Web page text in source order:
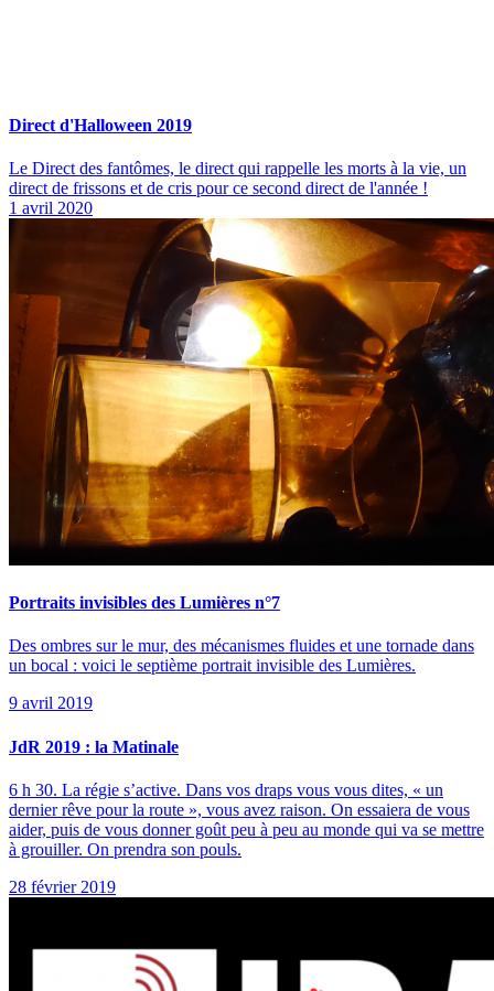
Direct d'Halloween 2019
Le Direct des fantômes, le direct qui rappelle les morts à la vie, un
direct de frissons et de cris pour ce second direct de l'année !
1 avril 2020
Portraits invisibles des Lumières n°7
Des ombres sur le mur, des mécanismes fluides et une tornade dans
un bocal : voici le septième portrait invisible des Lumières.
9 avril 2019
JdR 2019 : la Matinale
6 h 30. La régie s’active. Dans vos draps vous vous dites, « un
dernier rêve pour la route », vous avez raison. On essaiera de vous
aider, puis de vous donner goût peu à peu au monde qui va se mettre
à grouiller. On prendra son pouls.
28 février 2019